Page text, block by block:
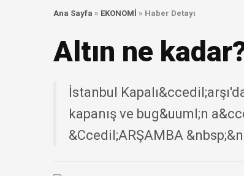
Ana Sayfa » EKONOMİ » Haber Detayı
Altın ne
İstanbul
kapanış ve bug&uuml;n
&Ccedil;ARŞAMBA